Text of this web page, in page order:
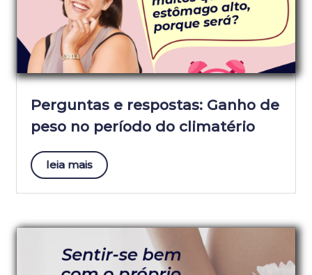
Perguntas e respostas: Ganho de
peso no período do climatério
leia mais